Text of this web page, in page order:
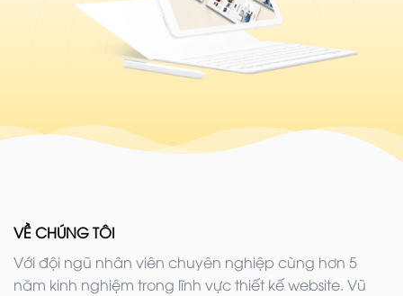
VỀ CHÚNG TÔI
Với đội ngũ nhân viên chuyên nghiệp cùng hơn 5
năm kinh nghiệm trong lĩnh vực thiết kế website. Vũ